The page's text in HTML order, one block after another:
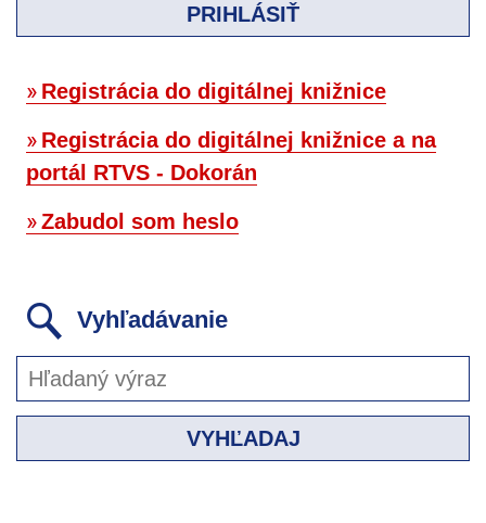
PRIHLÁSIŤ
Registrácia do digitálnej knižnice
Registrácia do digitálnej knižnice a na
portál RTVS - Dokorán
Zabudol som heslo
Vyhľadávanie
VYHĽADAJ